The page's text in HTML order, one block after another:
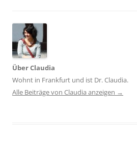
Über Claudia
Wohnt in Frankfurt und ist Dr. Claudia.
Alle Beiträge von Claudia anzeigen →